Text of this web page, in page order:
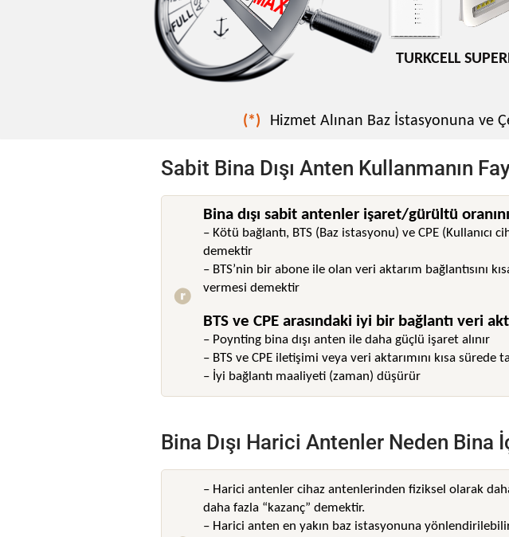
Hizmet Alınan Baz İstasyonuna ve
(*)
TURKCELL
Sabit Bina Dışı Anten Kullanmanın
Bina dışı sabit antenler işaret/gürültü
– Kötü bağlantı, BTS (Baz istasyonu) ve CPE
demektir
– BTS’nin bir abone ile olan veri aktarım bağlantısını
vermesi demektir
BTS ve CPE arasındaki iyi bir bağlantı veri
– Poynting bina dışı anten ile daha güçlü işaret alınır
– BTS ve CPE iletişimi veya veri aktarımını kısa
– İyi bağlantı maaliyeti (zaman) düşürür
Bina Dışı Harici Antenler Neden Bina
– Harici antenler cihaz antenlerinden fiziksel olarak
daha fazla “kazanç” demektir.
– Harici anten en yakın baz istasyonuna